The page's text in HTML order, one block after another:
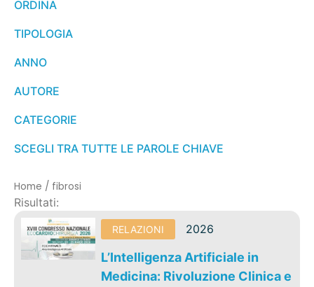
ORDINA
TIPOLOGIA
ANNO
AUTORE
CATEGORIE
SCEGLI TRA TUTTE LE PAROLE CHIAVE
Home / fibrosi
Risultati:
RELAZIONI 2026
L’Intelligenza Artificiale in
Medicina: Rivoluzione Clinica e